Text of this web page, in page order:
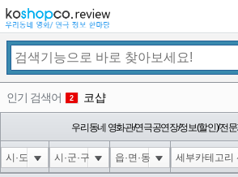
인기 검색어 2 코샵
3 익스
4 미끄럼방지
우리동네 영화관/연극공연장/정보(할인)/전